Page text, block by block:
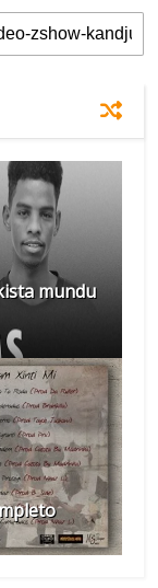
mundu